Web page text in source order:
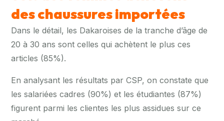
des chaussures importées
Dans le détail, les Dakaroises de la tranche d’âge de
20 à 30 ans sont celles qui achètent le plus ces
articles (85%).
En analysant les résultats par CSP, on constate que
les salariées cadres (90%) et les étudiantes (87%)
figurent parmi les clientes les plus assidues sur ce